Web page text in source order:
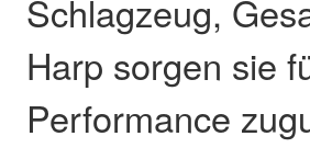
Schlagzeug,
Harp sorgen sie
Performance